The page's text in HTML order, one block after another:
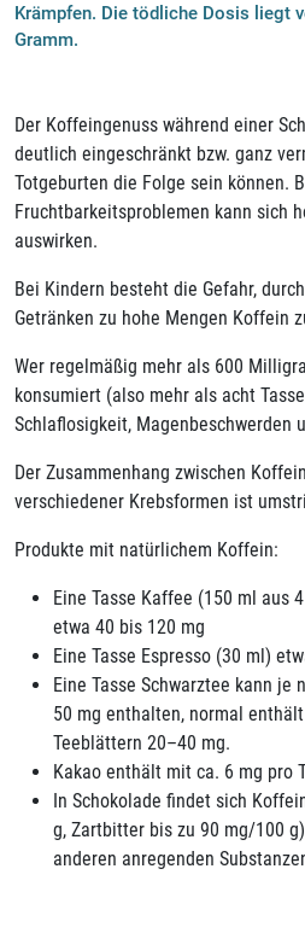
Krämpfen. Die tödliche Dosis liegt
Gramm.
Der Koffeingenuss während einer
deutlich eingeschränkt bzw. ganz
Totgeburten die Folge sein können.
Fruchtbarkeitsproblemen kann sich
auswirken.
Bei Kindern besteht die Gefahr,
Getränken zu hohe Mengen Koffein
Wer regelmäßig mehr als 600
konsumiert (also mehr als acht
Schlaflosigkeit, Magenbeschwerden
Der Zusammenhang zwischen
verschiedener Krebsformen ist
Produkte mit natürlichem Koffein:
Eine Tasse Kaffee (150 ml aus
etwa 40 bis 120 mg
Eine Tasse Espresso (30 ml)
Eine Tasse Schwarztee kann je
50 mg enthalten, normal
Teeblättern 20–40 mg.
Kakao enthält mit ca. 6 mg pro
In Schokolade findet sich
g, Zartbitter bis zu 90 mg/100
anderen anregenden